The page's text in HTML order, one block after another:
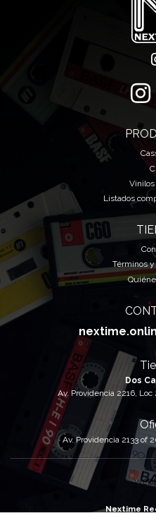
Listados
Términos
Dos
Av. Providencia 2216,
Av. Providencia 2133 of
Nextime